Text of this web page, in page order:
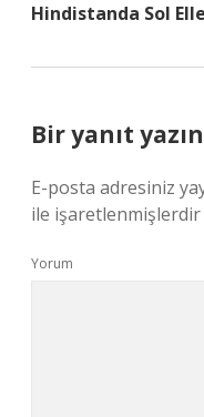
Hindistanda Sol
Bir yanıt yazın
E-posta adresiniz
ile işaretlenmişlerdir
Yorum